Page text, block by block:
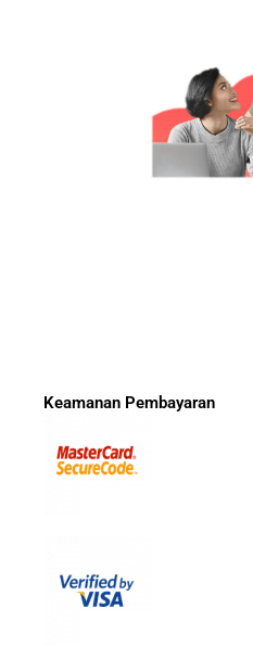
Keamanan Pembayaran